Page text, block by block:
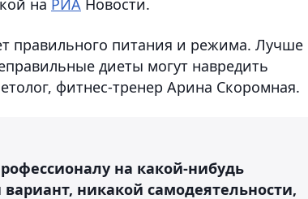
правильного питания и режима. Лучше
диеты могут навредить
фитнес-тренер Арина Скоромная.
на какой-нибудь
никакой самодеятельности,